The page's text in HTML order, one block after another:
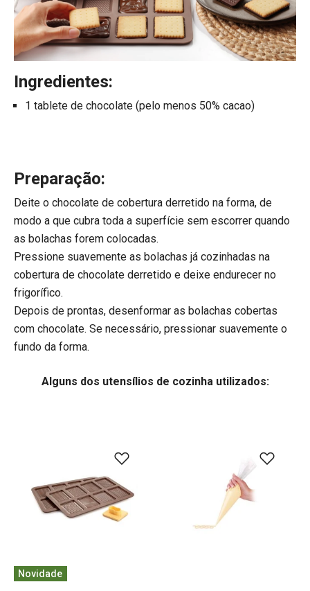
Ingredientes:
1 tablete de chocolate (pelo menos 50% cacao)
Preparação:
Deite o chocolate de cobertura derretido na forma, de
modo a que cubra toda a superfície sem escorrer quando
as bolachas forem colocadas.
Pressione suavemente as bolachas já cozinhadas na
cobertura de chocolate derretido e deixe endurecer no
frigorífico.
Depois de prontas, desenformar as bolachas cobertas
com chocolate. Se necessário, pressionar suavemente o
fundo da forma.
Alguns dos utensílios de cozinha utilizados:
Novidade